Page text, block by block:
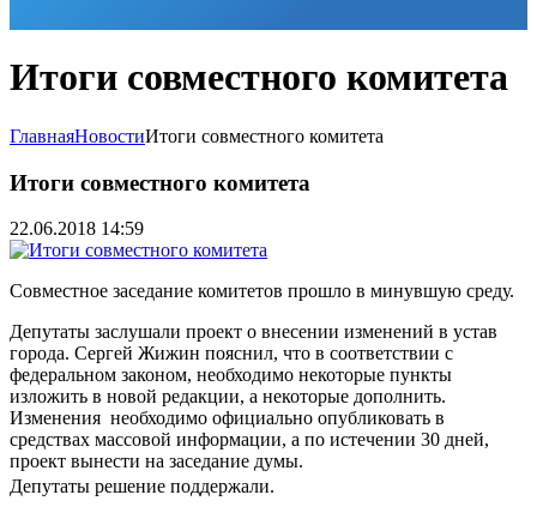
Итоги совместного комитета
ГлавнаяНовостиИтоги совместного комитета
Итоги совместного комитета
22.06.2018 14:59
Совместное заседание комитетов прошло в минувшую среду.
Депутаты заслушали проект о внесении изменений в устав
города. Сергей Жижин пояснил, что в соответствии с
федеральном законом, необходимо некоторые пункты
изложить в новой редакции, а некоторые дополнить.
Изменения необходимо официально опубликовать в
средствах массовой информации, а по истечении 30 дней,
проект вынести на заседание думы.
Депутаты решение поддержали.